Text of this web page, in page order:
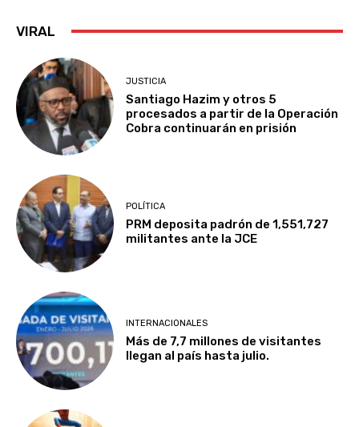
VIRAL
JUSTICIA
Santiago Hazim y otros 5
procesados a partir de la Operación
Cobra continuarán en prisión
POLÍTICA
PRM deposita padrón de 1,551,727
militantes ante la JCE
INTERNACIONALES
Más de 7,7 millones de visitantes
llegan al país hasta julio.